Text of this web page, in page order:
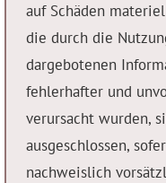
auf Schäden
die durch die
dargebotenen
fehlerhafter und
verursacht wurden,
ausgeschlossen,
nachweislich